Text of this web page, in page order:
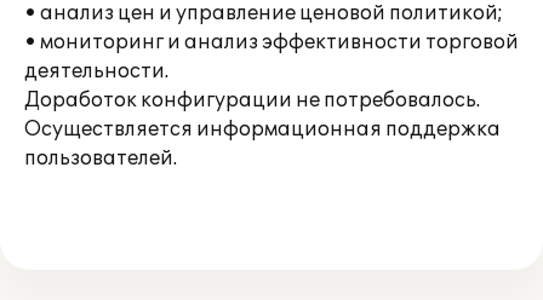
• анализ цен и управление ценовой политикой;
• мониторинг и анализ эффективности торговой
деятельности.
Доработок конфигурации не потребовалось.
Осуществляется информационная поддержка
пользователей.